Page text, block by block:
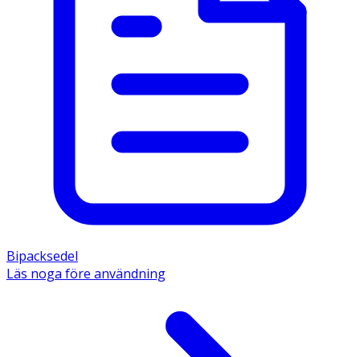
Bipacksedel
Läs noga före användning